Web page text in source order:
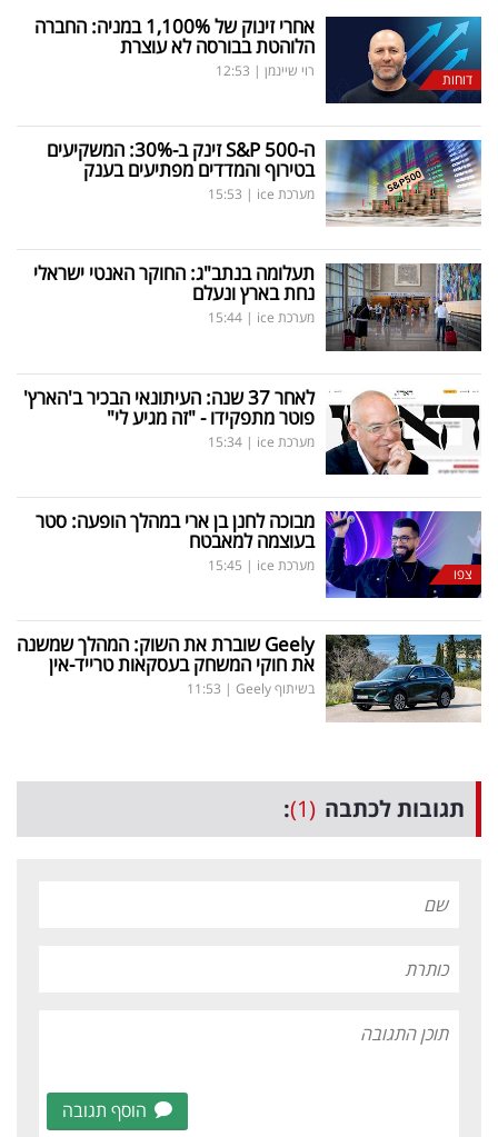
דוחות
אחרי זינוק של 1,100% במניה: החברה
הלוהטת בבורסה לא עוצרת
רוי שיינמן |
12:53
ה- S&P 500 זינק ב-30 % : המשקיעים
בטירוף והמדדים מפתיעים בענק
מערכת ice |
15:53
תעלומה בנתב"ג: החוקר האנטי ישראלי
נחת בארץ ונעלם
מערכת ice |
15:44
לאחר 37 שנה: העיתונאי הבכיר ב'הארץ'
פוטר מתפקידו - "זה מגיע לי"
מערכת ice |
15:34
צפו
מבוכה לחנן בן ארי במהלך הופעה: סטר
בעוצמה למאבטח
מערכת ice |
15:45
Geelyשוברת את השוק: המהלך שמשנה
את חוקי המשחק בעסקאות טרייד-אין
בשיתוף Geely |
11:53
תגובות לכתבה (1)
:
הוסף תגובה